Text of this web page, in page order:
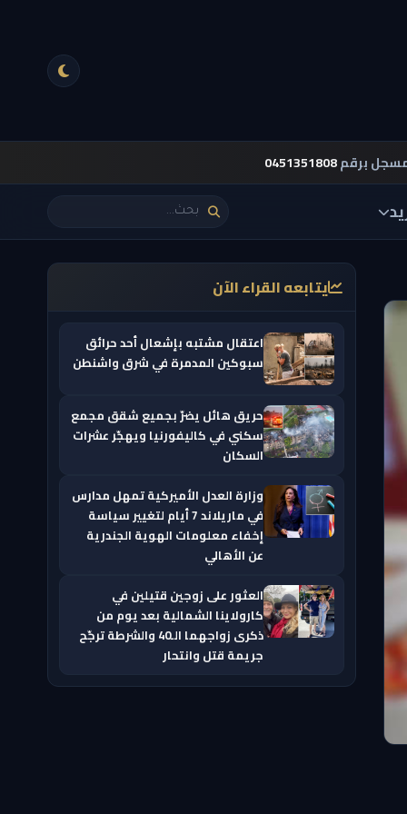
برقم0451351808
يتابعه القراء الآن
اعتقال مشتبه بإشعال أحد حرائق
سبوكين المدمرة في شرق واشنطن
حريق هائل يضرّ بجميع شقق مجمع
سكني في كاليفورنيا ويهجّر عشرات
السكان
وزارة العدل الأميركية تمهل مدارس
في ماريلاند 7 أيام لتغيير سياسة
إخفاء معلومات الهوية الجندرية
عن الأهالي
العثور على زوجين قتيلين في
كارولاينا الشمالية بعد يوم من
ذكرى زواجهما الـ40 والشرطة ترجّح
جريمة قتل وانتحار